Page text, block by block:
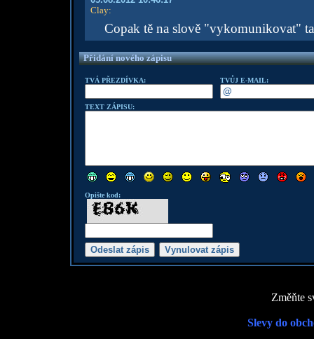
Clay:
Copak tě na slově "vykomunikovat"
Přidání nového zápisu
TVÁ PŘEZDÍVKA: TVŮJ E-MAIL:
TEXT ZÁPISU:
Opište kod:
Změňte
Slevy do